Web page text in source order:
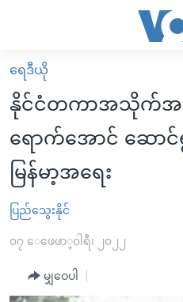
လွယ်ကူ
စေ
Link
များ
ပင်မ
အကြောင်းအရာ
ကျော်
ကြည့်
မူလစာမျက်နှာ
မြန်မာ
ကမ္ဘာ့သတင်းများ
နိုင်ငံတကာ
အစ္စရေး-ပါလက်စတိုင်း
ဗွီဒီယို
အင်္ဂလိပ်စာလေ့လာမယ်
အမေရိကန်သုံးအီဒီယံ
အပတ်စဉ်ကဏ္ဍများ
ရေဒီယို
နိုင်ငံတကာအသိုက်အဝ
ရောက်အောင် ဆေ
မြန်မာ့အရေး
ပြည်သွေးနိုင်
၀၇ ေဖေဖာ္၀ါရီ၊ ၂၀၂၂
မျှဝေပါ